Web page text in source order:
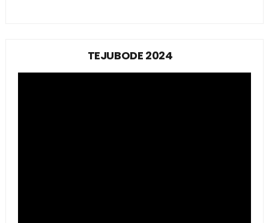
TEJUBODE 2024